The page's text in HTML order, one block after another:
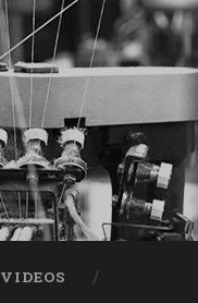
VIDEOS